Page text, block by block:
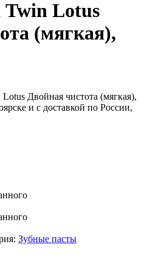
Twin Lotus
(мягкая),
Зубные пасты